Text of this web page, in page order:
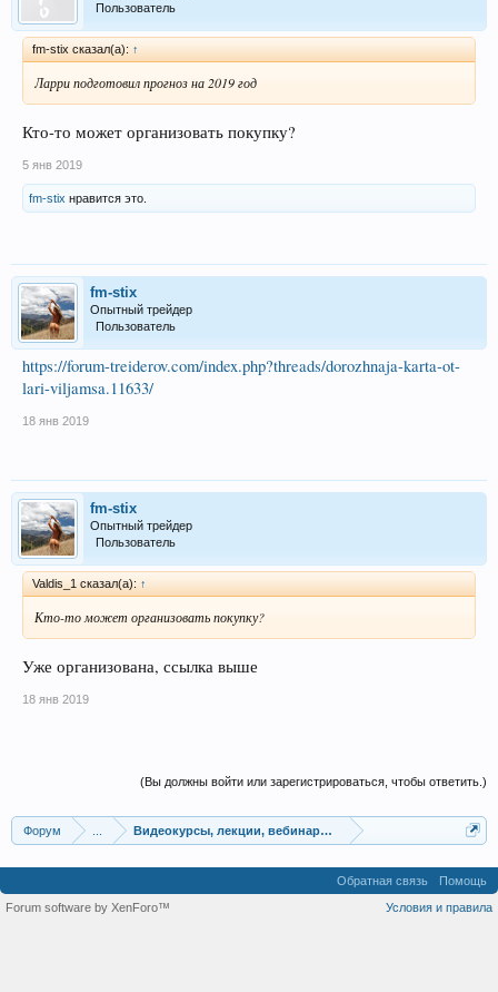
Пользователь
fm-stix сказал(а): ↑
Ларри подготовил прогноз на 2019 год
Кто-то может организовать покупку?
5 янв 2019
fm-stix нравится это.
fm-stix
Опытный трейдер
Пользователь
https://forum-treiderov.com/index.php?threads/dorozhnaja-karta-ot-
lari-viljamsa.11633/
18 янв 2019
fm-stix
Опытный трейдер
Пользователь
Valdis_1 сказал(а): ↑
Кто-то может организовать покупку?
Уже организована, ссылка выше
18 янв 2019
(Вы должны войти или зарегистрироваться, чтобы ответить.)
Форум Видеокурсы, лекции, вебинары, учебный материал
Обратная связь
Помощь
Условия и правила
Forum software by XenForo™